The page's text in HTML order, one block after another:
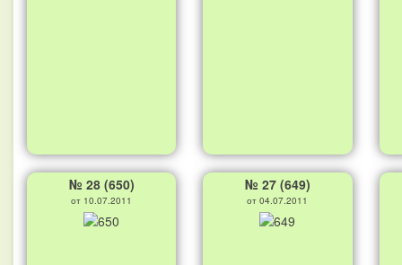
№ 28 (650)
от 10.07.2011
№ 27 (649)
от 04.07.2011